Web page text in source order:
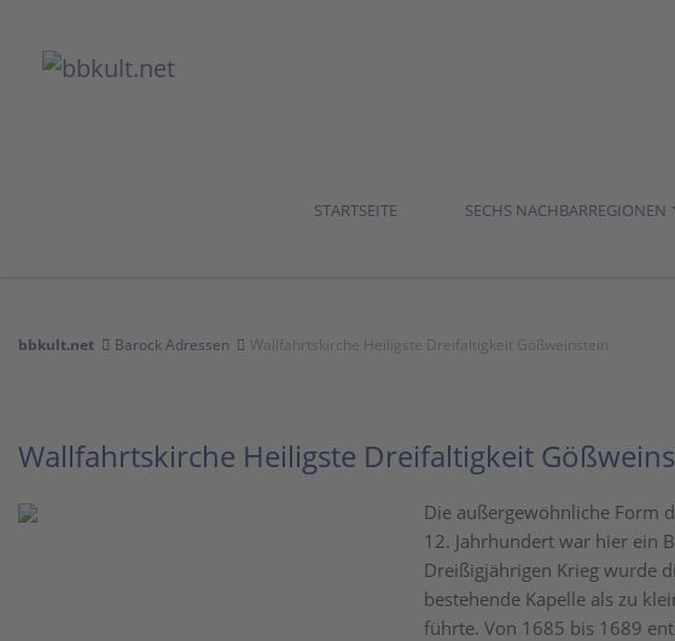
STARTSEITE SECHS NACHBARREGIONEN
bbkult.net Barock Adressen Wallfahrtskirche Heiligste Dreifaltigkeit Gößweinstein
Wallfahrtskirche Heiligste Dreifaltigkeit
Die außergewöhnliche Form
12. Jahrhundert war hier ein
Dreißigjährigen Krieg wurde
bestehende Kapelle als zu
führte. Von 1685 bis 1689